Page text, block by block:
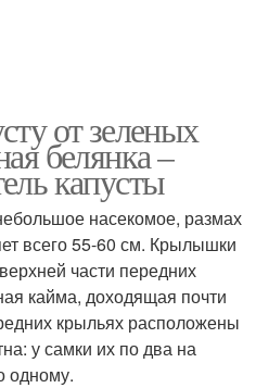
от зеленых
белянка –
капусты
насекомое, размах
всего 55-60 см. Крылышки
части передних
кайма, доходящая почти
крыльях расположены
у самки их по два на
одному.